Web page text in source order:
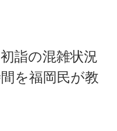
詣の混雑状況
を福岡民が教